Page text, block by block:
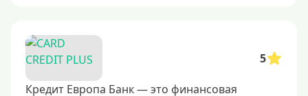
25000 руб
30000 руб
40000 руб
5
Кредит Европа Банк — это финансовая